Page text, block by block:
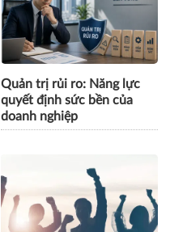
Quản trị rủi ro: Năng lực
quyết định sức bền của
doanh nghiệp